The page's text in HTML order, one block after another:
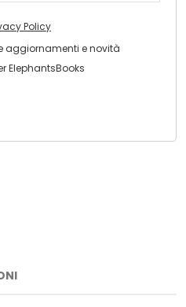
Policy
aggiornamenti e novità
ElephantsBooks